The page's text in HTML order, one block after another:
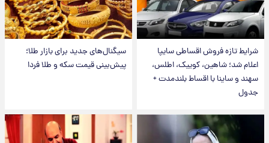
شرایط تازه فروش اقساطی سایپا
اعلام شد؛ شاهین، کوییک، اطلس،
سهند و ساینا با اقساط بلندمدت +
جدول
سیگنال‌های جدید برای بازار طلا؛
پیش‌بینی قیمت سکه و طلا فردا